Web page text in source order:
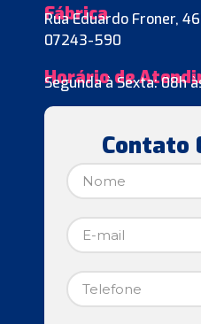
Fábrica
Rua Eduardo Froner,
07243-590
Horário de
Segunda à Sexta: 08h
Contato